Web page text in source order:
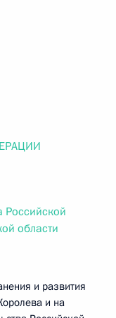
Российской
области
и развития
и на